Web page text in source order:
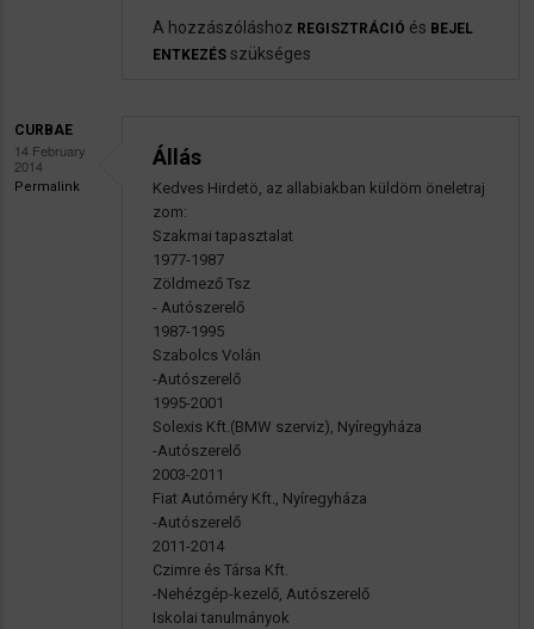
A hozzászóláshoz REGISZTRÁCIÓ és BEJEL
ENTKEZÉS szükséges
CURBAE
14 February
2014
Permalink
Állás
Kedves Hirdetö, az allabiakban küldöm öneletraj
zom:
Szakmai tapasztalat
1977-1987
Zöldmező Tsz
- Autószerelő
1987-1995
Szabolcs Volán
-Autószerelő
1995-2001
Solexis Kft.(BMW szerviz), Nyíregyháza
-Autószerelő
2003-2011
Fiat Autóméry Kft., Nyíregyháza
-Autószerelő
2011-2014
Czimre és Társa Kft.
-Nehézgép-kezelő, Autószerelő
Iskolai tanulmányok